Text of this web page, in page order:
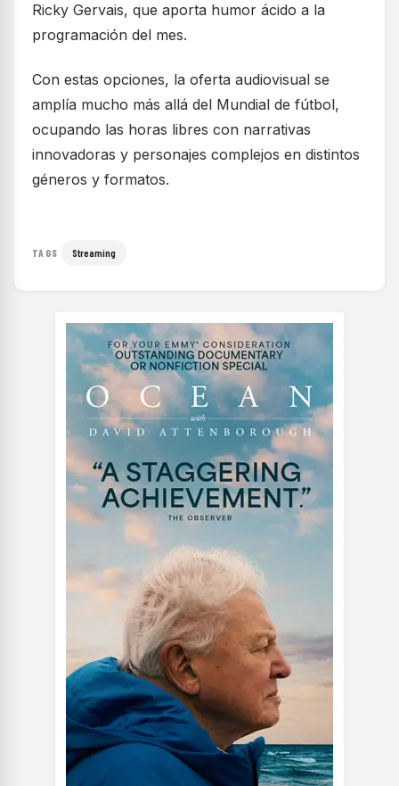
Ricky Gervais, que aporta humor ácido a la
programación del mes.
Con estas opciones, la oferta audiovisual se
amplía mucho más allá del Mundial de fútbol,
ocupando las horas libres con narrativas
innovadoras y personajes complejos en distintos
géneros y formatos.
TAGS Streaming